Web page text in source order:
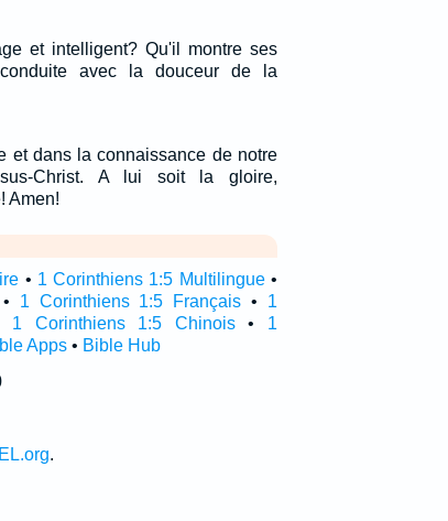
et intelligent? Qu'il montre ses
avec la douceur de la
et dans la connaissance de notre
Christ. A lui soit la gloire,
Amen!
• 1 Corinthiens 1:5 Multilingue•
• 1 Corinthiens 1:5 Français • 1
1 Corinthiens 1:5 Chinois• 1
Apps• Bible Hub
.